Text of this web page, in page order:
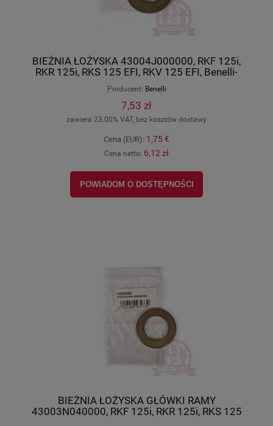
BIEŻNIA ŁOŻYSKA 43004J000000, RKF 125i,
RKR 125i, RKS 125 EFI, RKV 125 EFI, Benelli-
Producent: Benelli
7,53 zł
zawiera 23.00% VAT, bez kosztów dostawy
Cena (EUR): 1,75 €
Cena netto: 6,12 zł
POWIADOM O DOSTĘPNOŚCI
BIEŻNIA ŁOŻYSKA GŁÓWKI RAMY
43003N040000, RKF 125i, RKR 125i, RKS 125